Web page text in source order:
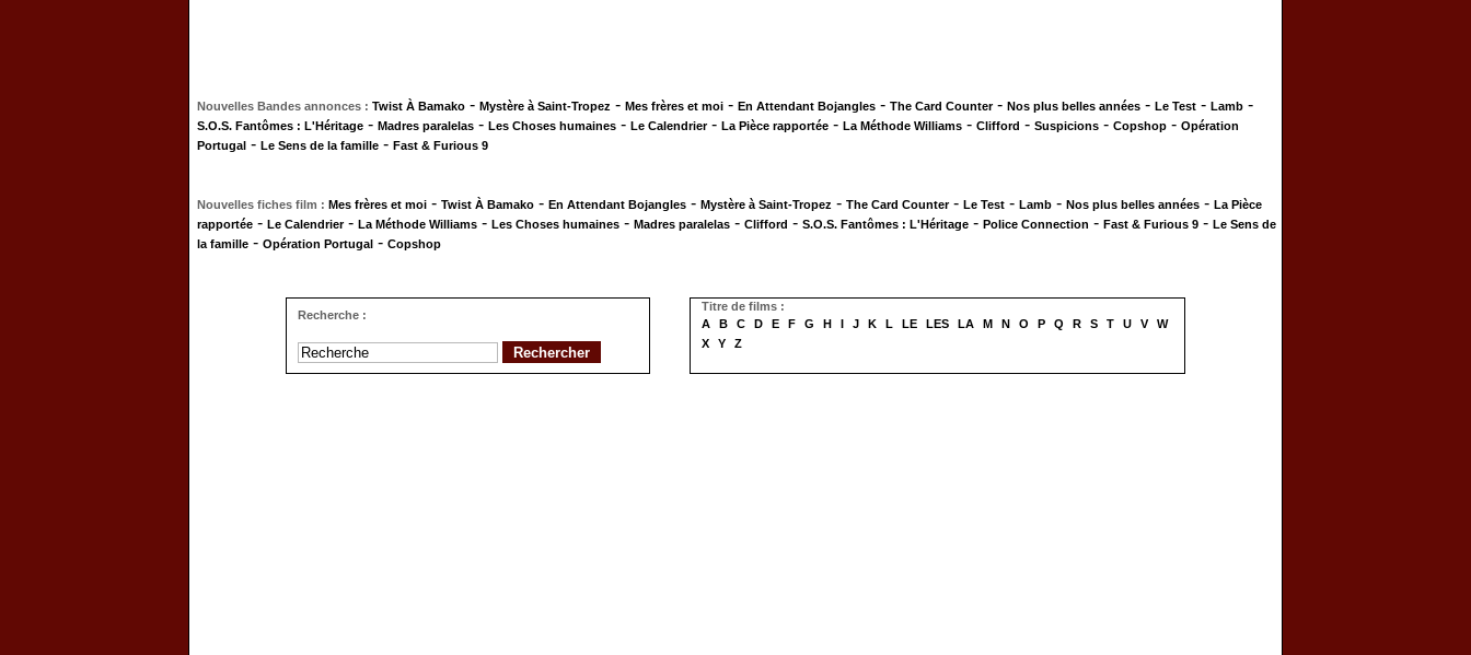
Nouvelles Bandes annonces : Twist À Bamako - Mystère à Saint-Tropez - Mes frères et moi - En Attendant Bojangles - The Card Counter- Nos plus belles années - Le Test - Lamb -
S.O.S. Fantômes : L'Héritage - Madres paralelas - Les Choses humaines - Le Calendrier- La Pièce rapportée - La Méthode Williams - Clifford - Suspicions - Copshop - Opération
Portugal - Le Sens de la famille - Fast & Furious 9
Nouvelles fiches film : Mes frères et moi - Twist À Bamako - En Attendant Bojangles - Mystère à Saint-Tropez - The Card Counter- Le Test - Lamb - Nos plus belles années - La Pièce
rapportée - Le Calendrier- La Méthode Williams - Les Choses humaines - Madres paralelas - Clifford - S.O.S. Fantômes : L'Héritage - Police Connection - Fast & Furious 9 - Le Sens de
la famille - Opération Portugal - Copshop
Recherche :
Titre de films :
A
B C D E F G H I J K L LE LES LA M N O P Q R S T U V
W
X
Y Z